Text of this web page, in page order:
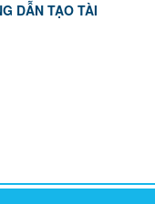
DẪN TẠO TÀI